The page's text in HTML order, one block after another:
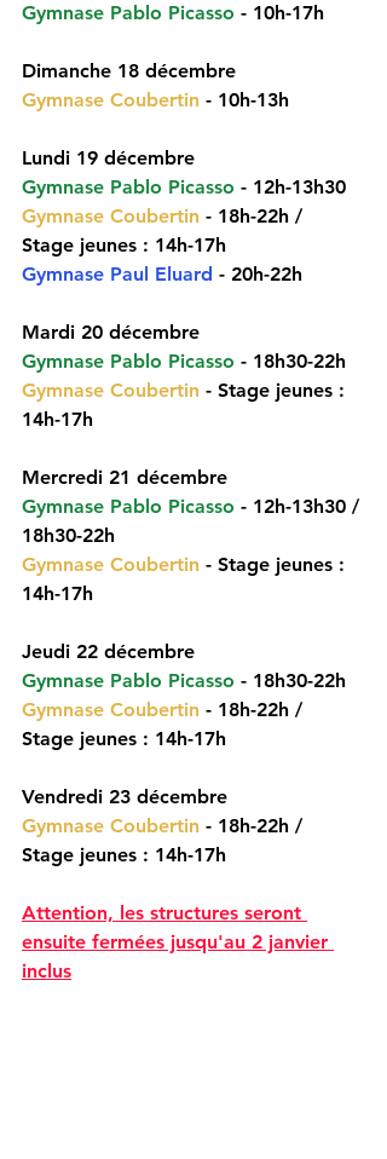
Gymnase Pablo Picasso - 10h-17h
Dimanche 18 décembre
Gymnase Coubertin - 10h-13h
Lundi 19 décembre
Gymnase Pablo Picasso - 12h-13h30
Gymnase Coubertin - 18h-22h /
Stage jeunes : 14h-17h
Gymnase Paul Eluard - 20h-22h
Mardi 20 décembre
Gymnase Pablo Picasso - 18h30-22h
Gymnase Coubertin - Stage jeunes :
14h-17h
Mercredi 21 décembre
Gymnase Pablo Picasso - 12h-13h30 /
18h30-22h
Gymnase Coubertin - Stage jeunes :
14h-17h
Jeudi 22 décembre
Gymnase Pablo Picasso - 18h30-22h
Gymnase Coubertin - 18h-22h /
Stage jeunes : 14h-17h
Vendredi 23 décembre
Gymnase Coubertin - 18h-22h /
Stage jeunes : 14h-17h
Attention, les structures seront
ensuite fermées jusqu'au 2 janvier
inclus